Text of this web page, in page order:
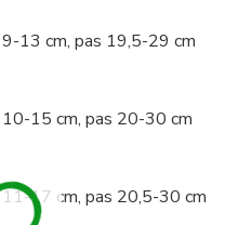
13 cm, pas 19,5-29 cm
15 cm, pas 20-30 cm
17 cm, pas 20,5-30 cm